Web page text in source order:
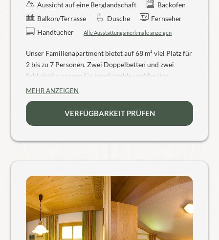
Aussicht auf eine Berglandschaft
Backofen
Balkon/Terrasse
Dusche
Fernseher
Handtücher
Alle Ausstattungsmerkmale anzeigen
Unser Familienapartment bietet auf 68 m² viel Platz für
2 bis zu 7 Personen. Zwei Doppelbetten und zwei
Schlafsofas sorgen für komfortable und flexible
Schlafmöglichkeiten.
Selbstversorger. Im Sommer laden die zwei Balkone mit
Sitzmöbeln und einer Hängematte zum Entspannen ein
Blick auf die umliegende Natur.
perfekt für Familien und Gruppen, die Erholung und
Komfort suchen
MEHR ANZEIGEN
VERFÜGBARKEIT PRÜFEN